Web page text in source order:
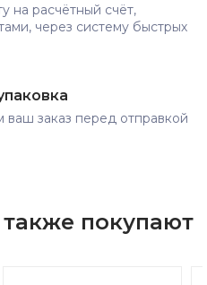
на расчётный счёт,
через систему быстрых
заказ перед отправкой
покупают